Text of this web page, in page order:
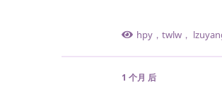
hpy ， twlw ，
1 个月 后